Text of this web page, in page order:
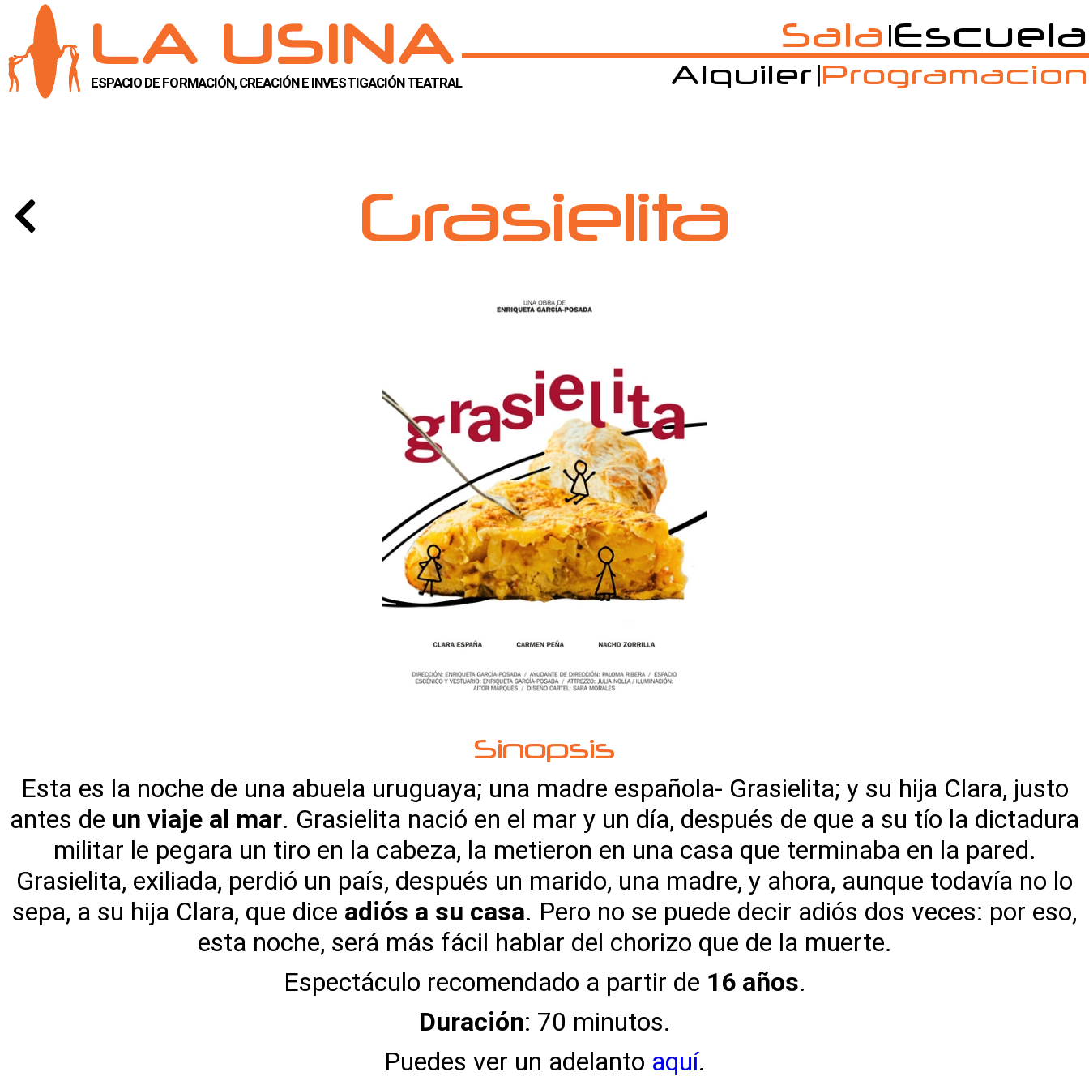
LA USINA
ESPACIO DE FORMACIÓN, CREACIÓN E INVESTIGACIÓN TEATRAL
Sala |Escuela
Alquiler |Programacion
Grasielita
Sinopsis
Esta es la noche de una abuela uruguaya; una madre española- Grasielita; y su hija Clara, justo
antes de un viaje al mar. Grasielita nació en el mar y un día, después de que a su tío la dictadura
militar le pegara un tiro en la cabeza, la metieron en una casa que terminaba en la pared.
Grasielita, exiliada, perdió un país, después un marido, una madre, y ahora, aunque todavía no lo
sepa, a su hija Clara, que dice adiós a su casa. Pero no se puede decir adiós dos veces: por eso,
esta noche, será más fácil hablar del chorizo que de la muerte.
Espectáculo recomendado a partir de 16 años.
Duración: 70 minutos.
Puedes ver un adelanto aquí.